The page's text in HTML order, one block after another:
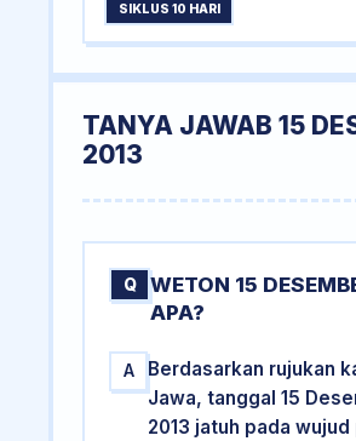
SIKLUS 10 HARI
TANYA JAWAB 15
2013
Q
WETON 15
APA?
A
Berdasarkan rujukan
Jawa, tanggal 15
2013 jatuh pada wujud